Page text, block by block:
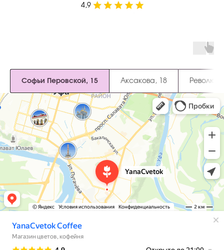
4,9
Софьи Перовской, 15 Аксакова, 18